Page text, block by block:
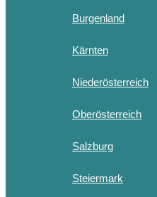
Burgenland
Kärnten
Niederösterreich
Oberösterreich
Salzburg
Steiermark